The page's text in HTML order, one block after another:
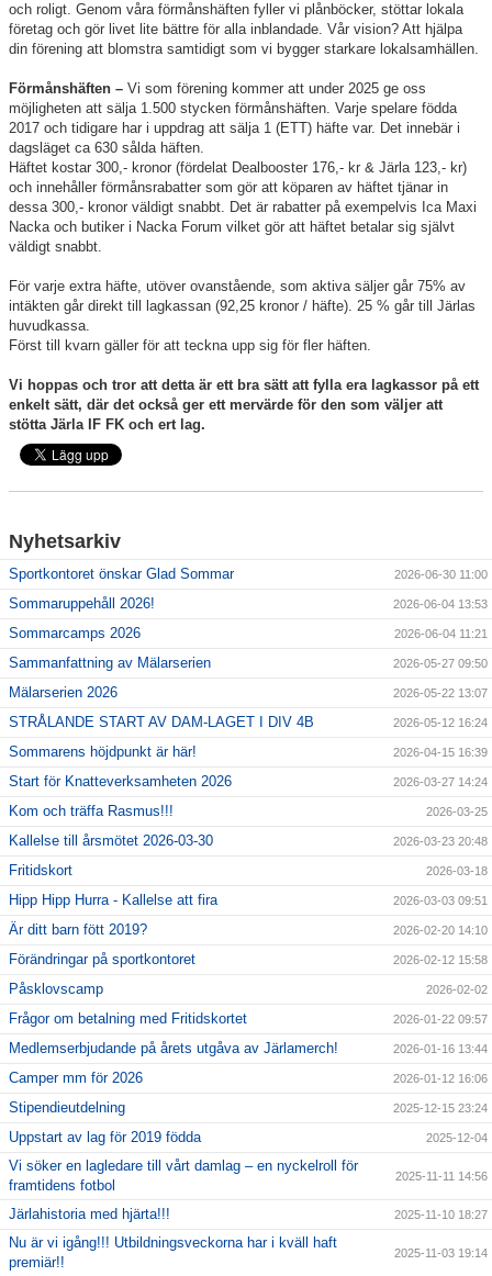
Utbildningar
Stipendier
Styrelse och Årsmöte
Kalender
Kvalitetsklubb
och roligt. Genom våra förmånshäften fyller vi plånböcker, stöttar lokala
företag och gör livet lite bättre för alla inblandade. Vår vision? Att hjälpa
din förening att blomstra samtidigt som vi bygger starkare lokalsamhällen.
Förmånshäften – Vi som förening kommer att under 2025 ge oss
möjligheten att sälja 1.500 stycken förmånshäften. Varje spelare födda
2017 och tidigare har i uppdrag att sälja 1 (ETT) häfte var. Det innebär i
dagsläget ca 630 sålda häften.
Häftet kostar 300,- kronor (fördelat Dealbooster 176,- kr & Järla 123,- kr)
och innehåller förmånsrabatter som gör att köparen av häftet tjänar in
dessa 300,- kronor väldigt snabbt. Det är rabatter på exempelvis Ica Maxi
Nacka och butiker i Nacka Forum vilket gör att häftet betalar sig självt
väldigt snabbt.
För varje extra häfte, utöver ovanstående, som aktiva säljer går 75% av
intäkten går direkt till lagkassan (92,25 kronor / häfte). 25 % går till Järlas
huvudkassa.
Först till kvarn gäller för att teckna upp sig för fler häften.
Vi hoppas och tror att detta är ett bra sätt att fylla era lagkassor på ett
enkelt sätt, där det också ger ett mervärde för den som väljer att
stötta Järla IF FK och ert lag.
Nyhetsarkiv
Sportkontoret önskar Glad Sommar 2026-06-30 11:00
Sommaruppehåll 2026! 2026-06-04 13:53
Sommarcamps 2026 2026-06-04 11:21
Sammanfattning av Mälarserien 2026-05-27 09:50
Mälarserien 2026 2026-05-22 13:07
STRÅLANDE START AV DAM-LAGET I DIV 4B 2026-05-12 16:24
Sommarens höjdpunkt är här! 2026-04-15 16:39
Start för Knatteverksamheten 2026 2026-03-27 14:24
Kom och träffa Rasmus!!! 2026-03-25
Kallelse till årsmötet 2026-03-30 2026-03-23 20:48
Fritidskort 2026-03-18
Hipp Hipp Hurra - Kallelse att fira 2026-03-03 09:51
Är ditt barn fött 2019? 2026-02-20 14:10
Förändringar på sportkontoret 2026-02-12 15:58
Påsklovscamp 2026-02-02
Frågor om betalning med Fritidskortet 2026-01-22 09:57
Medlemserbjudande på årets utgåva av Järlamerch! 2026-01-16 13:44
Camper mm för 2026 2026-01-12 16:06
Stipendieutdelning 2025-12-15 23:24
Uppstart av lag för 2019 födda 2025-12-04
Vi söker en lagledare till vårt damlag – en nyckelroll för
framtidens fotbol
2025-11-11 14:56
Järlahistoria med hjärta!!! 2025-11-10 18:27
Nu är vi igång!!! Utbildningsveckorna har i kväll haft
premiär!!
2025-11-03 19:14